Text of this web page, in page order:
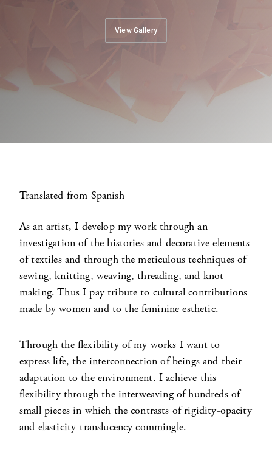
View Gallery
Translated from Spanish
As an artist, I develop my work through an
investigation of the histories and decorative elements
of textiles and through the meticulous techniques of
sewing, knitting, weaving, threading, and knot
making. Thus I pay tribute to cultural contributions
made by women and to the feminine esthetic.
Through the flexibility of my works I want to
express life, the interconnection of beings and their
adaptation to the environment. I achieve this
flexibility through the interweaving of hundreds of
small pieces in which the contrasts of rigidity-opacity
and elasticity-translucency commingle.